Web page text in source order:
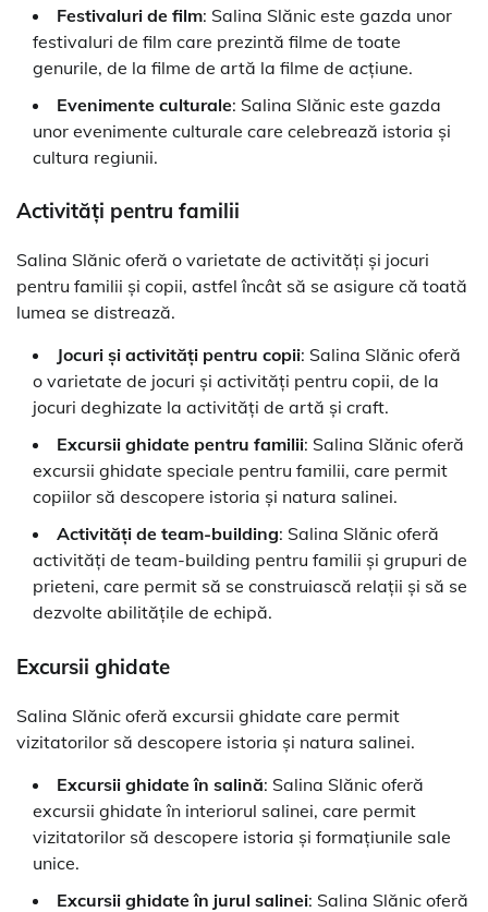
Festivaluri de film: Salina Slănic este gazda unor
festivaluri de film care prezintă filme de toate
genurile, de la filme de artă la filme de acțiune.
Evenimente culturale: Salina Slănic este gazda
unor evenimente culturale care celebrează istoria și
cultura regiunii.
Activități pentru familii
Salina Slănic oferă o varietate de activități și jocuri
pentru familii și copii, astfel încât să se asigure că toată
lumea se distrează.
Jocuri și activități pentru copii: Salina Slănic oferă
o varietate de jocuri și activități pentru copii, de la
jocuri deghizate la activități de artă și craft.
Excursii ghidate pentru familii: Salina Slănic oferă
excursii ghidate speciale pentru familii, care permit
copiilor să descopere istoria și natura salinei.
Activități de team-building: Salina Slănic oferă
activități de team-building pentru familii și grupuri de
prieteni, care permit să se construiască relații și să se
dezvolte abilitățile de echipă.
Excursii ghidate
Salina Slănic oferă excursii ghidate care permit
vizitatorilor să descopere istoria și natura salinei.
Excursii ghidate în salină: Salina Slănic oferă
excursii ghidate în interiorul salinei, care permit
vizitatorilor să descopere istoria și formațiunile sale
unice.
Excursii ghidate în jurul salinei: Salina Slănic oferă